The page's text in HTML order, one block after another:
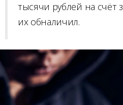
тысячи рублей на счёт
их обналичил.